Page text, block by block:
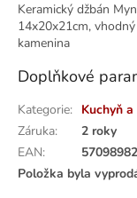
Keramický džbán
14x20x21cm,
kamenina
Doplňkové
Kategorie: Kuchyň
Záruka:
2 roky
EAN:
Položka byla